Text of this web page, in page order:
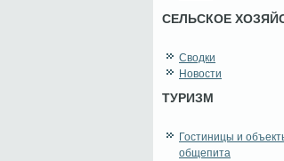
СЕЛЬСКОЕ
Сводки
Новости
ТУРИЗМ
Гостиницы и
общепита